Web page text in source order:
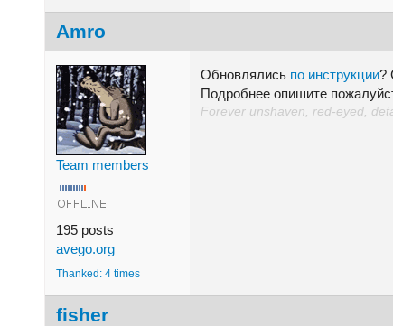
Amro
Team members
195 posts
avego.org
Thanked: 4 times
Обновлялись по инструкции?
Подробнее опишите
Forever unshaven, red-eyed,
fisher